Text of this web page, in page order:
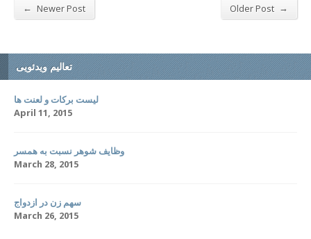
← Newer Post Older Post →
تعالیم ویدئویی
لیست برکات و لعنت ها
April 11, 2015
وظایف شوهر نسبت به همسر
March 28, 2015
سهم زن در ازدواج
March 26, 2015